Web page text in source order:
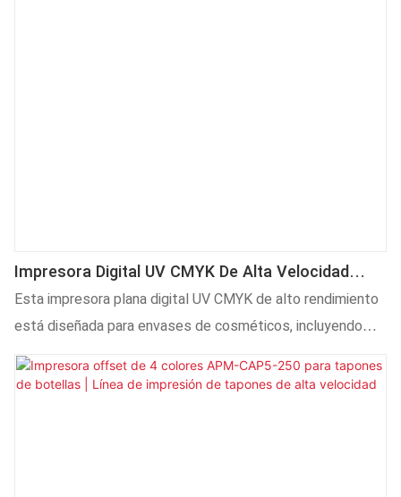
Impresora Digital UV CMYK De Alta Velocidad
Para Envases Cosméticos Y Productos
Multimateriales.
Esta impresora plana digital UV CMYK de alto rendimiento
está diseñada para envases de cosméticos, incluyendo
paletas de sombras de ojos, estuches de colorete,
polveras, cajas de perfume y productos planos